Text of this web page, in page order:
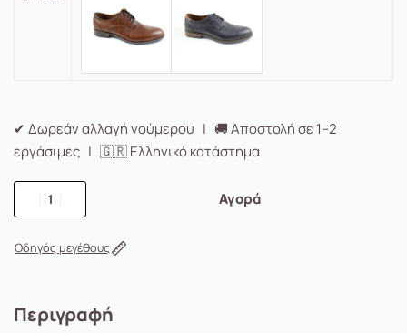
✔ Δωρεάν αλλαγή νούμερου | 🚚 Αποστολή σε 1–2
εργάσιμες | 🇬🇷 Ελληνικό κατάστημα
Αγορά
Οδηγός μεγέθους
Περιγραφή